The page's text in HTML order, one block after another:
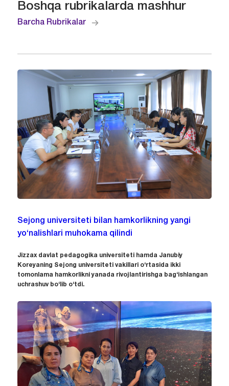
Boshqa rubrikalarda mashhur
Barcha Rubrikalar
Sejong universiteti bilan hamkorlikning yangi
yo‘nalishlari muhokama qilindi
Jizzax davlat pedagogika universiteti hamda Janubiy
Koreyaning Sejong universiteti vakillari o‘rtasida ikki
tomonlama hamkorlikni yanada rivojlantirishga bag‘ishlangan
uchrashuv bo‘lib o‘tdi.